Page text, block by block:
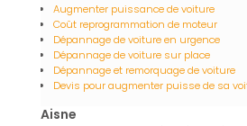
Augmenter puissance de voiture
Coût reprogrammation de moteur
Dépannage de voiture en urgence
Dépannage de voiture sur place
Dépannage et remorquage de voiture
Devis pour augmenter puisse de sa
Aisne